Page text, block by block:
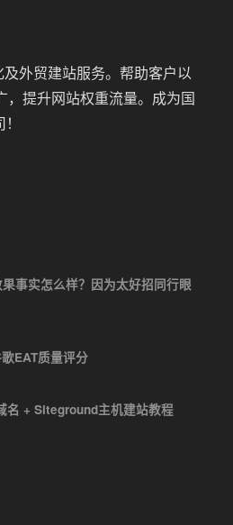
外贸建站服务。帮助客户以
，提升网站权重流量。成为国
事实怎么样？因为太好招同行眼
EAT质量评分
名 + Siteground主机建站教程